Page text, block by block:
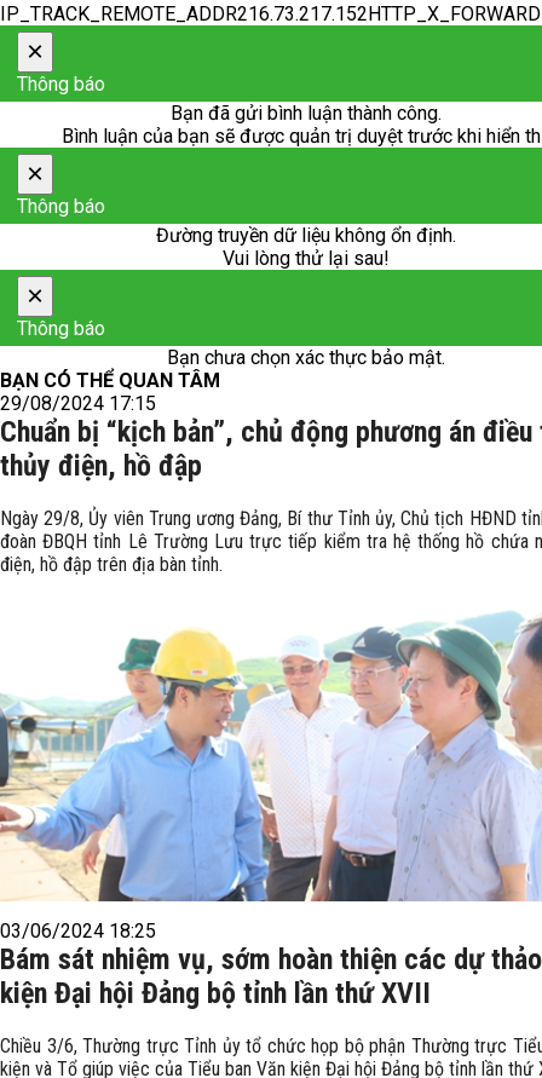
×
Thông báo
Bạn đã gửi bình luận thành công.
Bình luận của bạn sẽ được quản trị duyệt trước khi hiển
×
Thông báo
Đường truyền dữ liệu không ổn định.
Vui lòng thử lại sau!
×
Thông báo
Bạn chưa chọn xác thực bảo mật.
BẠN CÓ THỂ QUAN TÂM
29/08/2024 17:15
Chuẩn bị “kịch bản”, chủ động phương án
thủy điện, hồ đập
Ngày 29/8, Ủy viên Trung ương Đảng, Bí thư Tỉnh ủy, Chủ tịch HĐND
đoàn ĐBQH tỉnh Lê Trường Lưu trực tiếp kiểm tra hệ thống hồ chứa
điện, hồ đập trên địa bàn tỉnh.
03/06/2024 18:25
Bám sát nhiệm vụ, sớm hoàn thiện các dự
kiện Đại hội Đảng bộ tỉnh lần thứ XVII
Chiều 3/6, Thường trực Tỉnh ủy tổ chức họp bộ phận Thường trực
kiện và Tổ giúp việc của Tiểu ban Văn kiện Đại hội Đảng bộ tỉnh lần thứ